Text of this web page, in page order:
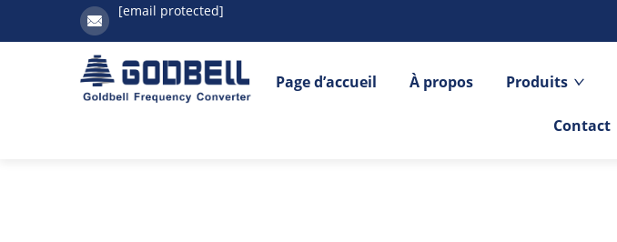
[email protected]
Page d’accueil À propos Produits
Contact